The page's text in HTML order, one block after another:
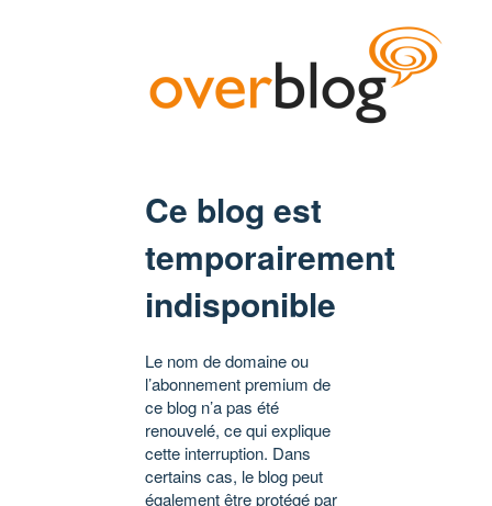
Ce blog est
temporairement
indisponible
Le nom de domaine ou
l’abonnement premium de
ce blog n’a pas été
renouvelé, ce qui explique
cette interruption. Dans
certains cas, le blog peut
également être protégé par